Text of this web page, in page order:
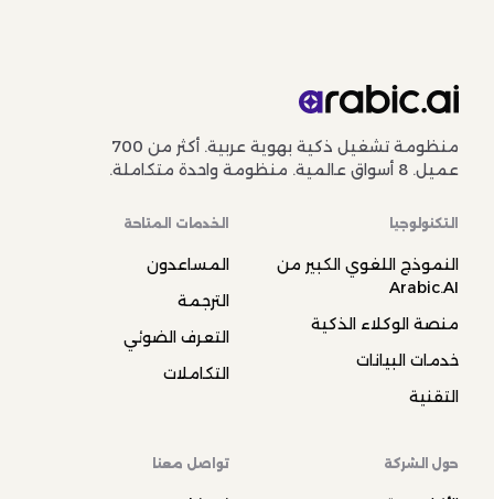
منظومة تشغيل ذكية بهوية عربية. أكثر من 700
عميل. 8 أسواق عالمية. منظومة واحدة متكاملة.
التكنولوجيا
النموذج اللغوي الكبير من
Arabic.AI
منصة الوكلاء الذكية
خدمات البيانات
التقنية
الخدمات المتاحة
المساعدون
الترجمة
التعرف الضوئي
التكاملات
حول الشركة تواصل معنا